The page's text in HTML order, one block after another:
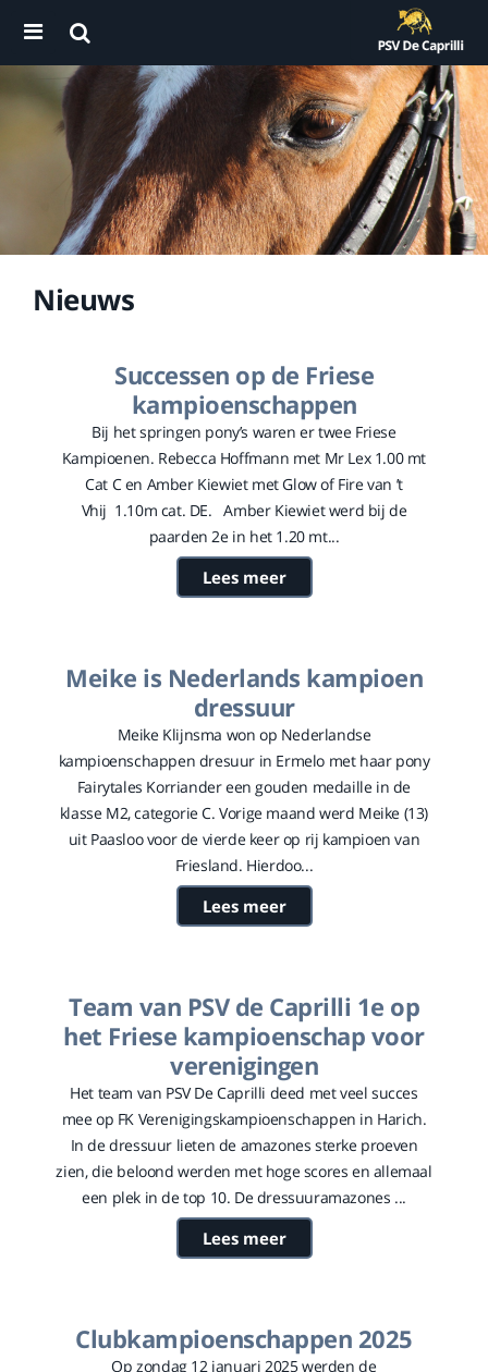
Nieuws
Successen op de Friese
kampioenschappen
Bij het springen pony’s waren er twee Friese
Kampioenen. Rebecca Hoffmann met Mr Lex 1.00 mt
Cat C en Amber Kiewiet met Glow of Fire van ’t
Vhij 1.10m cat. DE. Amber Kiewiet werd bij de
paarden 2e in het 1.20 mt...
Lees meer
Meike is Nederlands kampioen
dressuur
Meike Klijnsma won op Nederlandse
kampioenschappen dresuur in Ermelo met haar pony
Fairytales Korriander een gouden medaille in de
klasse M2, categorie C. Vorige maand werd Meike (13)
uit Paasloo voor de vierde keer op rij kampioen van
Friesland. Hierdoo...
Lees meer
Team van PSV de Caprilli 1e op
het Friese kampioenschap voor
verenigingen
Het team van PSV De Caprilli deed met veel succes
mee op FK Verenigingskampioenschappen in Harich.
In de dressuur lieten de amazones sterke proeven
zien, die beloond werden met hoge scores en allemaal
een plek in de top 10. De dressuuramazones ...
Lees meer
Clubkampioenschappen 2025
Op zondag 12 januari 2025 werden de